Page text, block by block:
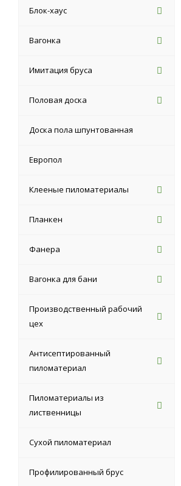
Блок-хаус
Вагонка
Имитация бруса
Половая доска
Доска пола шпунтованная
Европол
Клееные пиломатериалы
Планкен
Фанера
Вагонка для бани
Производственный рабочий
цех
Антисептированный
пиломатериал
Пиломатериалы из
лиственницы
Сухой пиломатериал
Профилированный брус